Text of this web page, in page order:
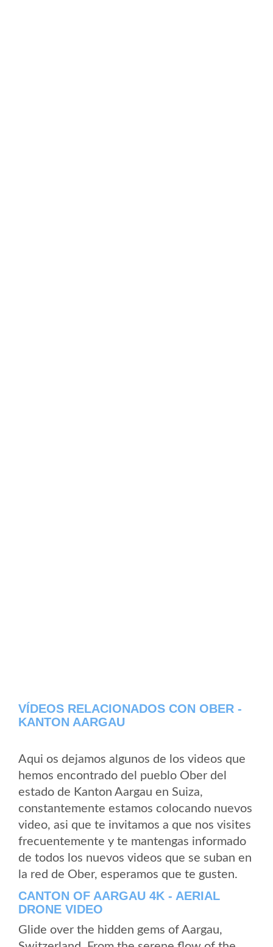
VÍDEOS RELACIONADOS CON OBER -
KANTON AARGAU
Aqui os dejamos algunos de los videos que
hemos encontrado del pueblo Ober del
estado de Kanton Aargau en Suiza,
constantemente estamos colocando nuevos
video, asi que te invitamos a que nos visites
frecuentemente y te mantengas informado
de todos los nuevos videos que se suban en
la red de Ober, esperamos que te gusten.
CANTON OF AARGAU 4K - AERIAL
DRONE VIDEO
Glide over the hidden gems of Aargau,